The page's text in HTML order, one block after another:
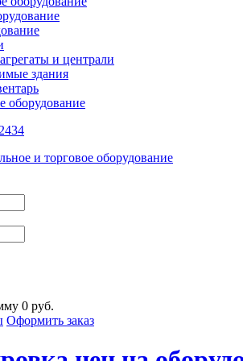
и централи
здания
оборудование
0 руб.
Оформить заказ